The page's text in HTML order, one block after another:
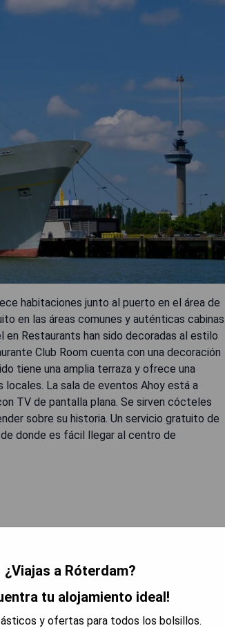
habitaciones junto al puerto en el área de
en las áreas comunes y auténticas cabinas
Restaurants han sido decoradas al estilo
Club Room cuenta con una decoración
tiene una amplia terraza y ofrece una
locales. La sala de eventos Ahoy está a
TV de pantalla plana. Se sirven cócteles
sobre su historia. Un servicio gratuito de
donde es fácil llegar al centro de
metro.
¿Viajas a Róterdam?
tu alojamiento ideal!
y ofertas para todos los bolsillos.